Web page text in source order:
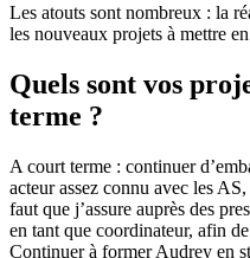
Les atouts sont nombreux : la
les nouveaux projets à mettre
Quels sont vos
terme ?
A court terme : continuer
acteur assez connu avec les
faut que j’assure auprès des
en tant que coordinateur, afin
Continuer à former Audrey en